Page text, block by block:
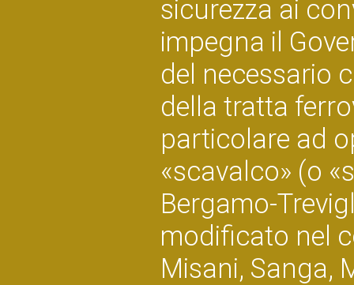
sicurezza ai
impegna il
del necessario
della tratta
particolare ad
«scavalco» (o
Bergamo-
modificato nel
Misani, Sanga,